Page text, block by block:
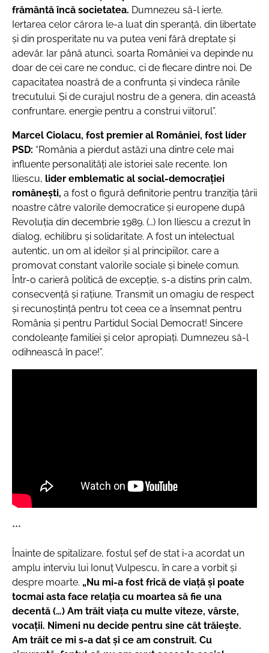
frământă încă societatea. Dumnezeu să-l ierte.
Iertarea celor cărora le-a luat din speranță, din libertate
și din prosperitate nu va putea veni fără dreptate și
adevăr. Iar până atunci, soarta României va depinde nu
doar de cei care ne conduc, ci de fiecare dintre noi. De
capacitatea noastră de a confrunta și vindeca rănile
trecutului. Și de curajul nostru de a genera, din această
confruntare, energie pentru a construi viitorul”.
Marcel Ciolacu, fost premier al României, fost líder
PSD: “România a pierdut astăzi una dintre cele mai
influente personalități ale istoriei sale recente. Ion
Iliescu, lider emblematic al social-democrației
românești, a fost o figură definitorie pentru tranziția țării
noastre către valorile democratice și europene după
Revoluția din decembrie 1989. (…) Ion Iliescu a crezut în
dialog, echilibru și solidaritate. A fost un intelectual
autentic, un om al ideilor și al principiilor, care a
promovat constant valorile sociale și binele comun.
Într-o carieră politică de excepție, s-a distins prin calm,
consecvență și rațiune. Transmit un omagiu de respect
și recunoștință pentru tot ceea ce a însemnat pentru
România și pentru Partidul Social Democrat! Sincere
condoleanțe familiei și celor apropiați. Dumnezeu să-l
odihnească în pace!”.
***
Înainte de spitalizare, fostul șef de stat i-a acordat un
amplu interviu lui Ionuț Vulpescu, în care a vorbit şi
despre moarte. „Nu mi-a fost frică de viață și poate
tocmai asta face relația cu moartea să fie una
decentă (…) Am trăit viața cu multe viteze, vârste,
vocații. Nimeni nu decide pentru sine cât trăiește.
Am trăit ce mi s-a dat și ce am construit. Cu